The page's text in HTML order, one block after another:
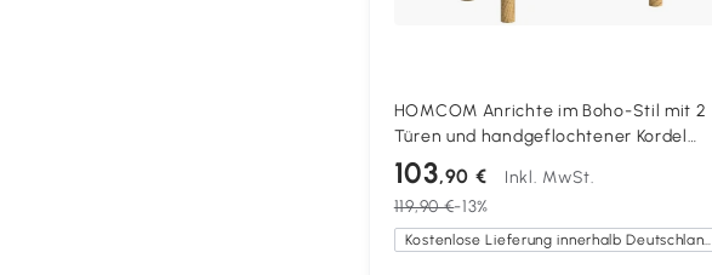
HOMCOM Anrichte im Boho-Stil mit 2
Türen und handgeflochtener Kordel
Verstellbarer Einlegeboden Push-to-
open Eiche 60x40x78 cm
103,90 €
Inkl. MwSt.
119,90 €-13%
Kostenlose Lieferung innerhalb Deutschlands